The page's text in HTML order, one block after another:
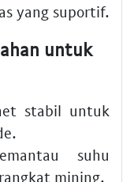
yang suportif.
untuk
stabil untuk
suhu
mining.